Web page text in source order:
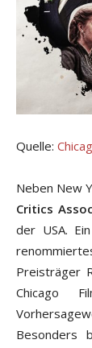
Quelle:
Neben New
Critics
der USA.
Preisträger
Chicago
Besonders